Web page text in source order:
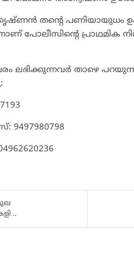
തന്റെ പണിയായുധം
പോലീസിന്റെ പ്രാഥമിക
ലഭിക്കുന്നവര്‍ താഴെ
..